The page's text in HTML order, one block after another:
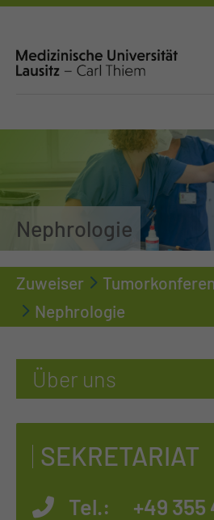
Nephrologie
Zuweiser
Nephrologie
SEKRETARIAT
Tel.:
+49 355